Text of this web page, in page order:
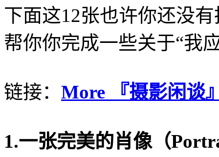
下面这12张也许你还没
帮你你完成一些关于“我
链接： More 『摄影闲谈
1.一张完美的肖像（